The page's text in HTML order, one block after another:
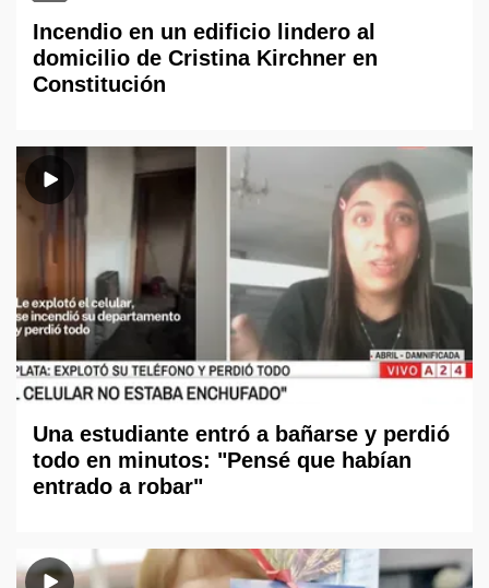
Incendio en un edificio lindero al
domicilio de Cristina Kirchner en
Constitución
Una estudiante entró a bañarse y perdió
todo en minutos: "Pensé que habían
entrado a robar"